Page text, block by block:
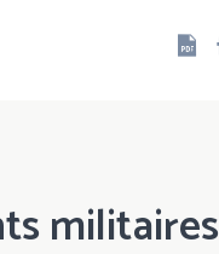
militaires